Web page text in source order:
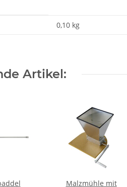
0,10 kg
Artikel:
Malzmühle mit